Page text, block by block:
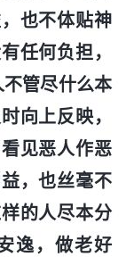
也不体贴神
任何负担，
管尽什么本
向上反映，
见恶人作恶
，也丝毫不
的人尽本分
逸，做老好